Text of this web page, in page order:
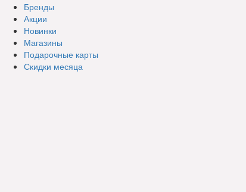
Бренды
Акции
Новинки
Магазины
Подарочные карты
Скидки месяца